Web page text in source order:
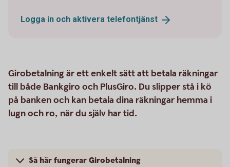
Logga in och aktivera telefontjänst
Girobetalning är ett enkelt sätt att betala räkningar
till både Bankgiro och PlusGiro. Du slipper stå i kö
på banken och kan betala dina räkningar hemma i
lugn och ro, när du själv har tid.
Så här fungerar Girobetalning